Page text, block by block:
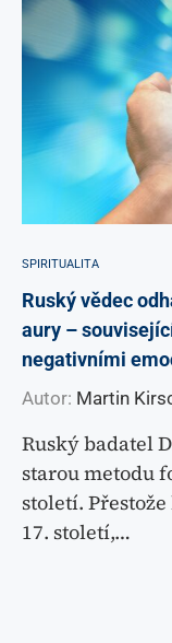
SPIRITUALITA
Ruský vědec
aury –
negativními
Autor: Martin
Ruský badatel
starou metodu
století.
17. století,…